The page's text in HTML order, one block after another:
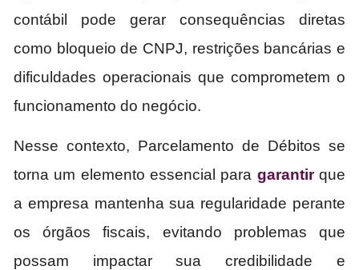
contábil pode gerar consequências diretas
como bloqueio de CNPJ, restrições bancárias e
dificuldades operacionais que comprometem o
funcionamento do negócio.
Nesse contexto, Parcelamento de Débitos se
torna um elemento essencial para garantirque
a empresa mantenha sua regularidade perante
os órgãos fiscais, evitando problemas que
possam impactar sua credibilidade e